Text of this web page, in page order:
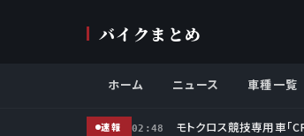
バイクまとめ
ホーム ニュース 車種一覧
速報 02:48 モトクロス競技専用車「